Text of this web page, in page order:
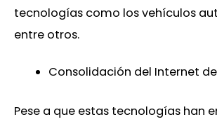
tecnologías como los vehículos
entre otros.
Consolidación del Internet
Pese a que estas tecnologías han